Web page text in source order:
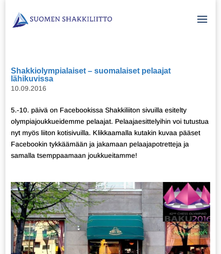
Shakkiolympialaiset – suomalaiset pelaajat
lähikuvissa
10.09.2016
5.-10. päivä on Facebookissa Shakkiliiton sivuilla esitelty
olympiajoukkueidemme pelaajat. Pelaajaesittelyihin voi tutustua
nyt myös liiton kotisivuilla. Klikkaamalla kutakin kuvaa pääset
Facebookin tykkäämään ja jakamaan pelaajapotretteja ja
samalla tsemppaamaan joukkueitamme!